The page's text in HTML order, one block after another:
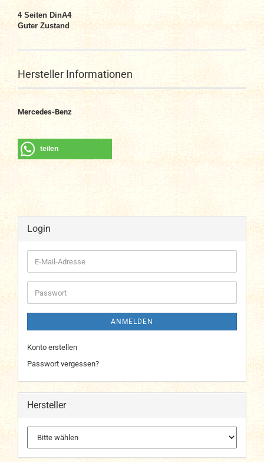
4 Seiten DinA4
Guter Zustand
Hersteller Informationen
Mercedes-Benz
teilen
Login
E-
Mail-
Adresse
Passwort
ANMELDEN
Konto erstellen
Passwort vergessen?
Hersteller